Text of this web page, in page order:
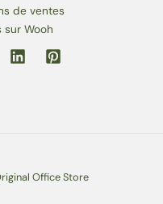
de ventes
sur Wooh
Office Store